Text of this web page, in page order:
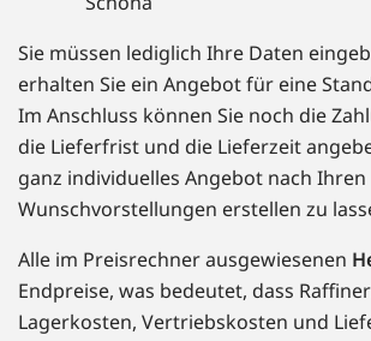
Sie müssen lediglich Ihre Daten
erhalten Sie ein Angebot für eine
Im Anschluss können Sie noch die
die Lieferfrist und die Lieferzeit
ganz individuelles Angebot nach Ihren
Wunschvorstellungen erstellen zu
Alle im Preisrechner ausgewiesenen
Endpreise, was bedeutet, dass
Lagerkosten, Vertriebskosten und